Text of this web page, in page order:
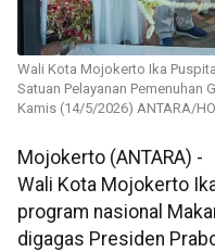
Wali Kota Mojokerto Ika
Satuan Pelayanan Pemenuhan
Kamis (14/5/2026) ANTARA/
Mojokerto (ANTARA) -
Wali Kota Mojokerto
program nasional
digagas Presiden